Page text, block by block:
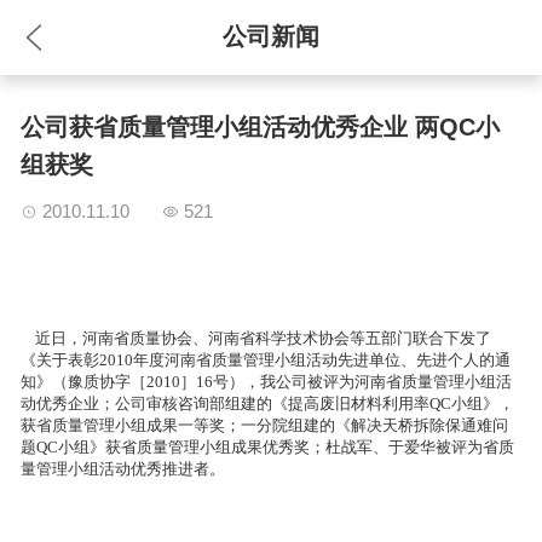
公司新闻
公司获省质量管理小组活动优秀企业 两QC小
组获奖
2010.11.10 521
近日，河南省质量协会、河南省科学技术协会等五部门联合下发了
《关于表彰2010年度河南省质量管理小组活动先进单位、先进个人的通
知》（豫质协字［2010］16号），我公司被评为河南省质量管理小组活
动优秀企业；公司审核咨询部组建的《提高废旧材料利用率QC小组》，
获省质量管理小组成果一等奖；一分院组建的《解决天桥拆除保通难问
题QC小组》获省质量管理小组成果优秀奖；杜战军、于爱华被评为省质
量管理小组活动优秀推进者。